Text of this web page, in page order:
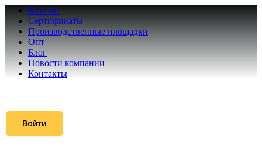
Каталог
Сертификаты
Производственные площадки
Опт
Блог
Новости компании
Контакты